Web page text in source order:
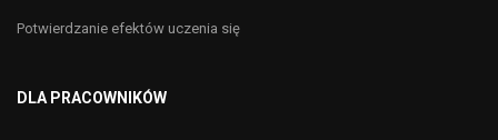
Potwierdzanie efektów uczenia się
DLA PRACOWNIKÓW